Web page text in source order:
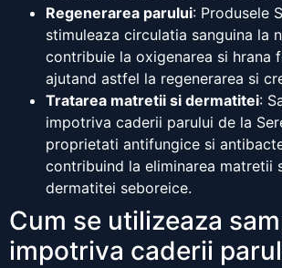
Regenerarea parului: Produsele
stimuleaza circulatia sanguina la
contribuie la oxigenarea si hrana
ajutand astfel la regenerarea si
Tratarea matretii si dermatitei:
impotriva caderii parului de la
proprietati antifungice si
contribuind la eliminarea matretii
dermatitei seboreice.
Cum se utilizeaza
impotriva caderii